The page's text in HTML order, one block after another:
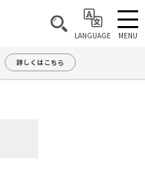
LANGUAGE MENU
詳しくはこちら